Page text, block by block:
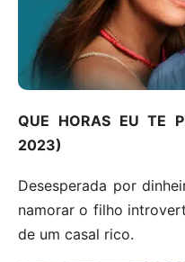
QUE HORAS EU TE
2023)
Desesperada por
namorar o filho
de um casal rico.